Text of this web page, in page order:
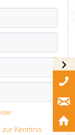
zur Kenntnis